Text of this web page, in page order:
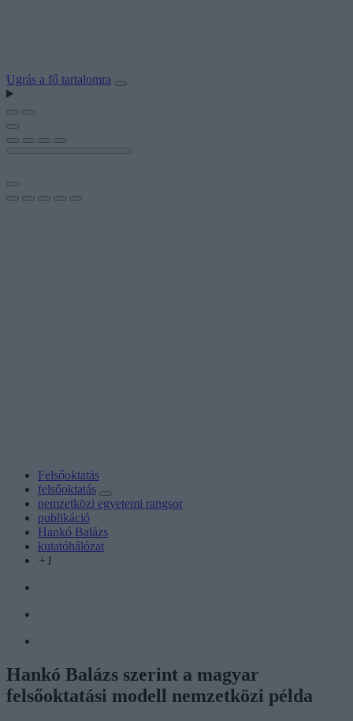
Ugrás a fő tartalomra
Felsőoktatás
felsőoktatás
nemzetközi egyetemi rangsor
publikáció
Hankó Balázs
kutatóhálózat
+1
Hankó Balázs szerint a magyar
felsőoktatási modell nemzetközi példa